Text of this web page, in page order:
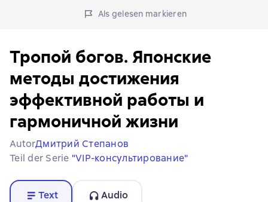
Als gelesen markieren
Тропой богов. Японские
методы достижения
эффективной работы и
гармоничной жизни
AutorДмитрий Степанов
Teil der Serie "VIP-консультирование"
Text Audio